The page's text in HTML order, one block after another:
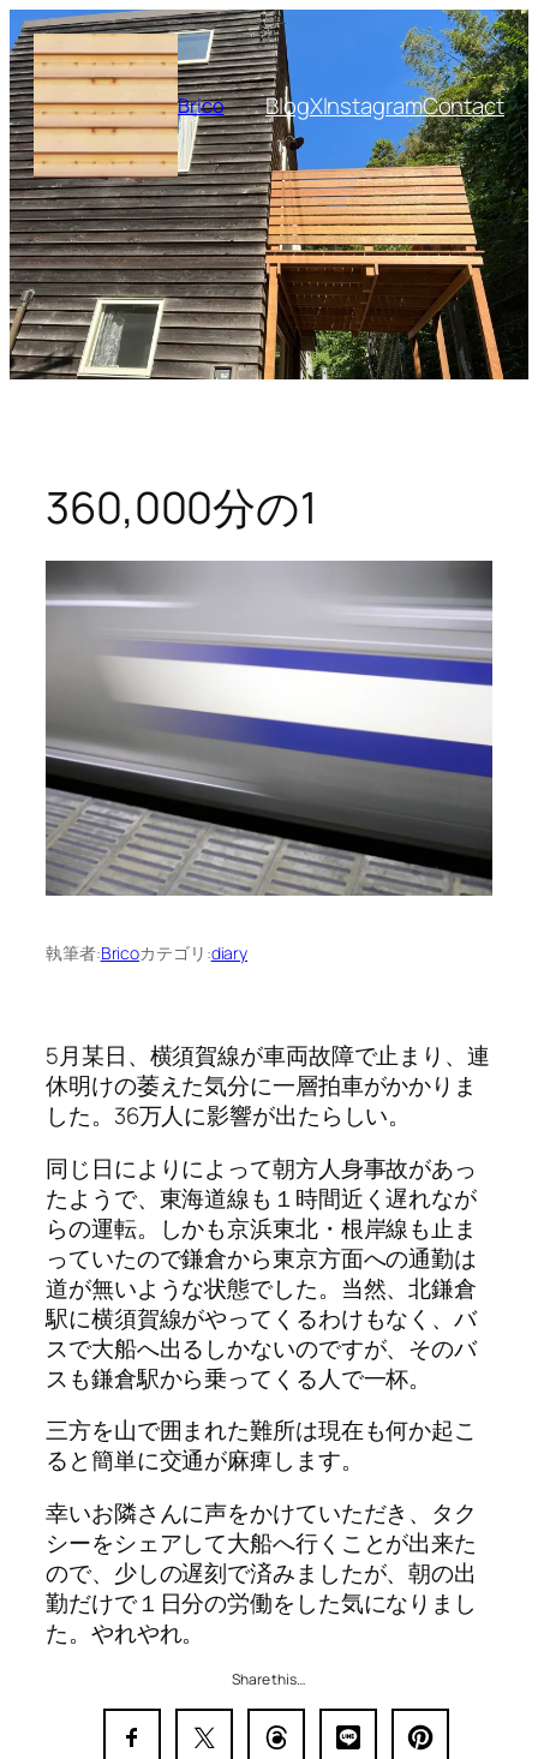
内
容
を
ス
キ
ッ
プ
Brico BlogXInstagramContact
360,000分の1
執筆者:Bricoカテゴリ:diary
5月某日、横須賀線が車両故障で止まり、連
休明けの萎えた気分に一層拍車がかかりま
した。36万人に影響が出たらしい。
同じ日によりによって朝方人身事故があっ
たようで、東海道線も１時間近く遅れなが
らの運転。しかも京浜東北・根岸線も止ま
っていたので鎌倉から東京方面への通勤は
道が無いような状態でした。当然、北鎌倉
駅に横須賀線がやってくるわけもなく、バ
スで大船へ出るしかないのですが、そのバ
スも鎌倉駅から乗ってくる人で一杯。
三方を山で囲まれた難所は現在も何か起こ
ると簡単に交通が麻痺します。
幸いお隣さんに声をかけていただき、タク
シーをシェアして大船へ行くことが出来た
ので、少しの遅刻で済みましたが、朝の出
勤だけで１日分の労働をした気になりまし
た。やれやれ。
Share this…